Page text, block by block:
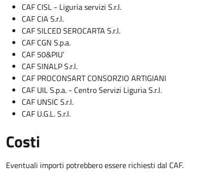
CAF CISL - Liguria servizi S.r.l.
CAF CIA S.r.l.
CAF SILCED SEROCARTA S.r.l.
CAF CGN S.p.a.
CAF 50&PIU’
CAF SINALP S.r.l.
CAF PROCONSART CONSORZIO ARTIGIANI
CAF UIL S.p.a. - Centro Servizi Liguria S.r.l.
CAF UNSIC S.r.l.
CAF U.G.L. S.r.l.
Costi
Eventuali importi potrebbero essere richiesti dal CAF.